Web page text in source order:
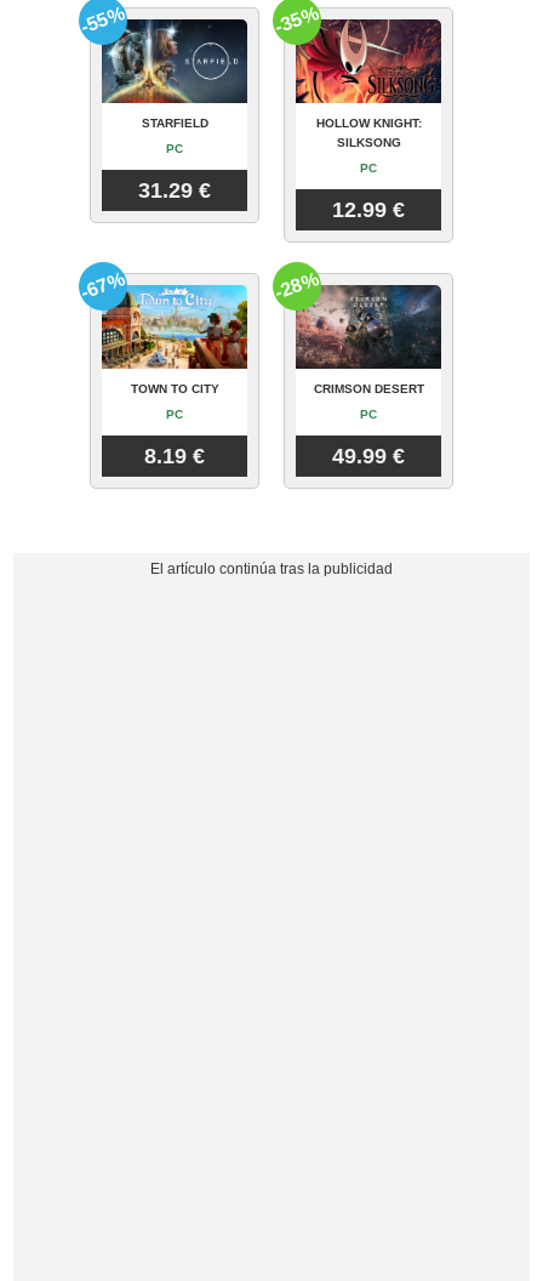
STARFIELD
PC
31.29 €
-55%
HOLLOW KNIGHT:
SILKSONG
PC
12.99 €
-35%
TOWN TO CITY
PC
8.19 €
-67%
CRIMSON DESERT
PC
49.99 €
-28%